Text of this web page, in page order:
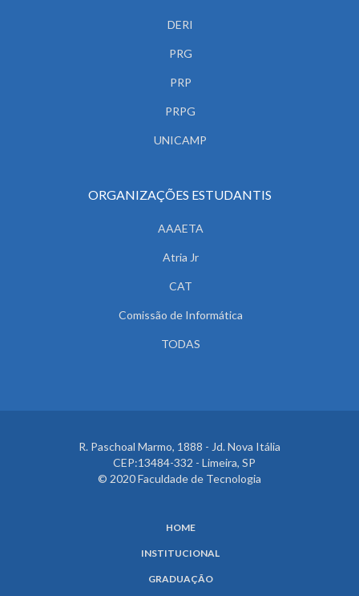
DERI
PRG
PRP
PRPG
UNICAMP
ORGANIZAÇÕES ESTUDANTIS
AAAETA
Atria Jr
CAT
Comissão de Informática
TODAS
R. Paschoal Marmo, 1888 - Jd. Nova Itália
CEP:13484-332 - Limeira, SP
© 2020 Faculdade de Tecnologia
HOME
INSTITUCIONAL
GRADUAÇÃO